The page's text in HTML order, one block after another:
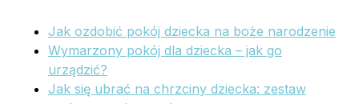
Jak ozdobić pokój dziecka na boże narodzenie
Wymarzony pokój dla dziecka – jak go
urządzić?
Jak się ubrać na chrzciny dziecka: zestaw